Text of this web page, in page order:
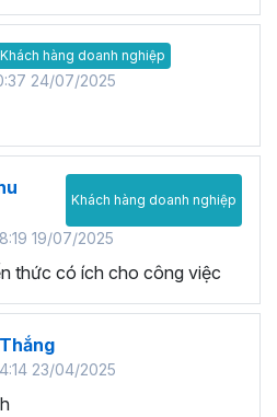
Khách hàng doanh nghiệp
24/07/2025
Khách hàng doanh nghiệp
19/07/2025
thức có ích cho công việc
23/04/2025